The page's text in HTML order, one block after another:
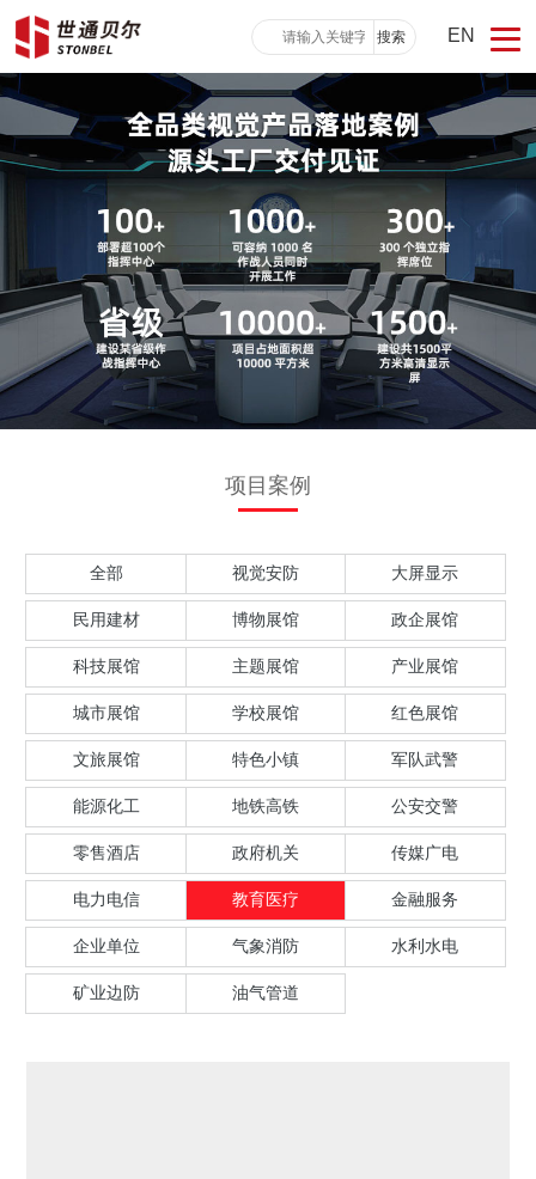
搜索 EN
项目案例
全部 视觉安防 大屏显示
民用建材 博物展馆 政企展馆
科技展馆 主题展馆 产业展馆
城市展馆 学校展馆 红色展馆
文旅展馆 特色小镇 军队武警
能源化工 地铁高铁 公安交警
零售酒店 政府机关 传媒广电
电力电信 教育医疗 金融服务
企业单位 气象消防 水利水电
矿业边防 油气管道